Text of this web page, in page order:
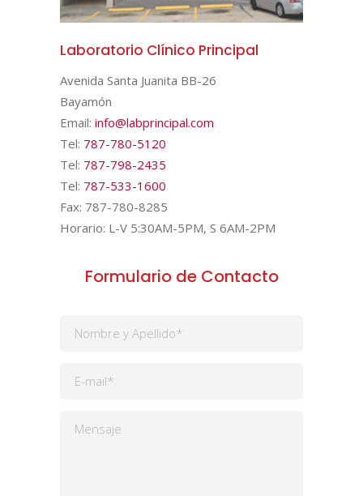
Laboratorio Clínico Principal
Avenida Santa Juanita BB-26
Bayamón
Email: info@labprincipal.com
Tel: 787-780-5120
Tel: 787-798-2435
Tel: 787-533-1600
Fax: 787-780-8285
Horario: L-V 5:30AM-5PM, S 6AM-2PM
Formulario de Contacto